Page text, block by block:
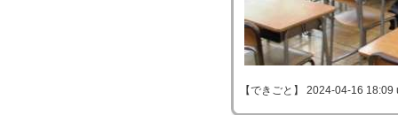
【できごと】 2024-04-16